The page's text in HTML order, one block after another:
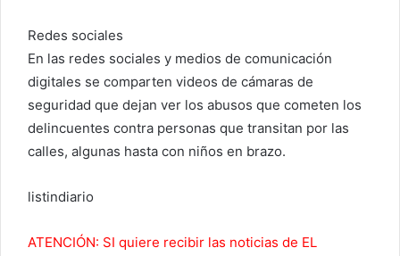
Redes sociales
En las redes sociales y medios de comunicación
digitales se comparten videos de cámaras de
seguridad que dejan ver los abusos que cometen los
delincuentes contra personas que transitan por las
calles, algunas hasta con niños en brazo.
listindiario
ATENCIÓN: SI quiere recibir las noticias de EL